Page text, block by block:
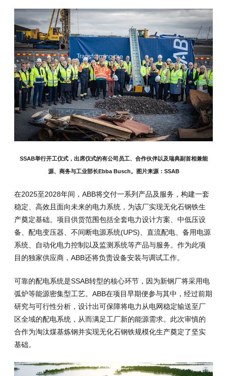
SSAB举行开工仪式，出席仪式的有公司员工、合作伙伴以及瑞典副首相兼能
源、商务与工业部长Ebba Busch。图片来源：SSAB
在2025至2028年间，ABB将交付一系列产品及服务，构建一套
稳定、高效且面向未来的电力系统，为该厂实现无化石钢铁生
产奠定基础。项目供货范围包括全套电力设计方案、中低压设
备、配电变压器、不间断电源系统(UPS)、直流配电、备用电源
系统、自动化电力控制以及监测系统等产品与服务。作为此项
目的独家供应商，ABB还将负责设备安装与调试工作。
可靠的配电系统是SSAB转型的核心环节，因为新钢厂将采用电
弧炉等能源密集型工艺。ABB在项目早期便参与其中，经过前期
研究与可行性分析，设计出可保障将电力从电网稳定输送至厂
区全域的配电系统，从而满足工厂新的能源需求。此次审慎的
合作为淘汰煤基炼钢并实现无化石钢铁规模化生产奠定了坚实
基础。